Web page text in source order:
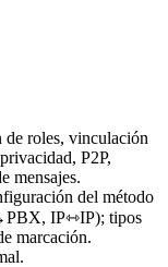
roles, vinculación
P2P,
mensajes.
del método
IP⇿IP); tipos
marcación.